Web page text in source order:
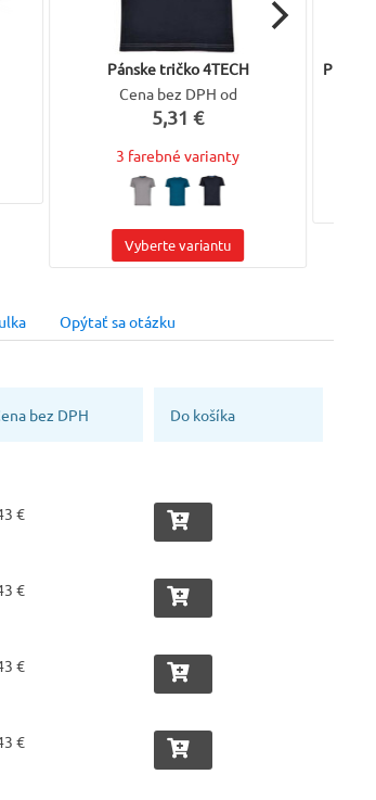
Veľkosť
Veľkosť
62 (170 cm)
Norma
EN 13688
Pánske tričko 4TECH
Cena bez DPH od
5,31 €
3 farebné varianty
Vyberte variantu
Opýtať sa otázku
bez DPH Do košíka
€
€
€
€